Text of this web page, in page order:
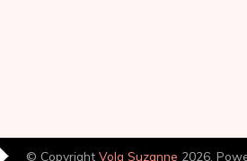
© Copyright Volg Suzanne 2026.